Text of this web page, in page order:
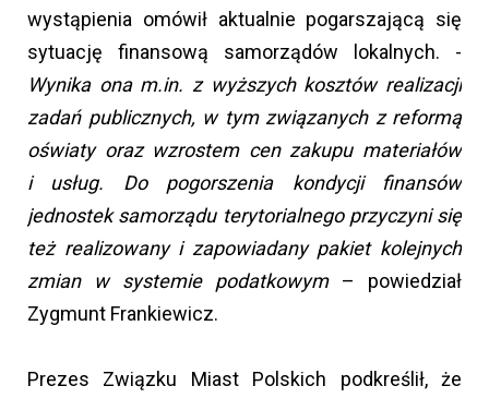
wystąpienia omówił aktualnie pogarszającą się
sytuację finansową samorządów lokalnych. -
Wynika ona m.in. z wyższych kosztów realizacji
zadań publicznych, w tym związanych z reformą
oświaty oraz wzrostem cen zakupu materiałów
i usług. Do pogorszenia kondycji finansów
jednostek samorządu terytorialnego przyczyni się
też realizowany i zapowiadany pakiet kolejnych
zmian w systemie podatkowym – powiedział
Zygmunt Frankiewicz.
Prezes Związku Miast Polskich podkreślił, że